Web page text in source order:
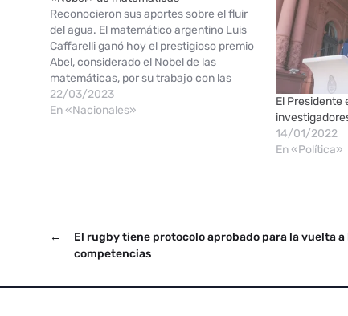
Reconocieron sus aportes sobre el fluir
del agua. El matemático argentino Luis
Caffarelli ganó hoy el prestigioso premio
Abel, considerado el Nobel de las
matemáticas, por su trabajo con las
"ecuaciones diferenciales parciales", que
permiten describir fenómenos tan
22/03/2023
En «Nacionales»
El Presidente
14/01/2022
En «Política»
←
El rugby tiene protocolo aprobado para la vuelta a
competencias